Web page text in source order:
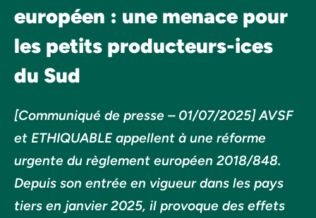
européen : une menace pour
les petits producteurs-ices
du Sud
[Communiqué de presse – 01/07/2025] AVSF
et ETHIQUABLE appellent à une réforme
urgente du règlement européen 2018/848.
Depuis son entrée en vigueur dans les pays
tiers en janvier 2025, il provoque des effets